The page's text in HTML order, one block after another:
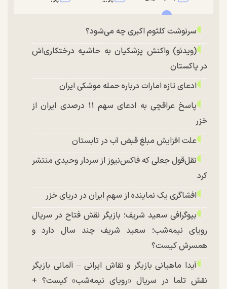
سرنوشت کلثوم اکبری چه می‌شود؟
(ویدئو) واکنش پزشکیان به حاشیه درختکاری‌اش
در پاکستان
ادعای تازه امارات درباره حمله موشکی ایران
پاسخ عراقچی به ادعای سهم ۱۱ درصدی ایران از
خزر
علت افزایش مبلغ قبض آب در تابستان
نقل‌قول جعلی که فاکس‌نیوز از سردار وحیدی منتشر
کرد
افشاگری یک نماینده از سهم ایران در دریای خزر
بیوگرافی سعید شریف؛ بازیگر نقش فتاح در سریال
رویای نیمه‌شب؛ سعید شریف چند سال دارد و
همسرش کیست؟
آیدا ماهیانی بازیگر و نقاش ایرانی – آلمانی بازیگر
نقش تلما در سریال «رویای نیمه‌شب» کیست؟ +